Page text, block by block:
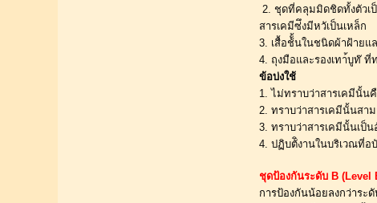
สารเคมีซ่ึงมีหวัเป็นเหล็ก
3. เสื้อช้ั้นในชนิดผ้าฝ้ายแ
4. ถุงมือและรองเทา้บูท๊ ที่
ข้อบ่งใช้
1. ไม่ทราบว่าสารเคมีนั้น
2. ทราบว่าสารเคมีนั้นสา
3. ทราบว่าสารเคมีนั้นเป็
4. ปฏิบตัิงานในบริเวณที่อ
ชุดป้องกันระดับ B (Level
การป้องกันน้อยลงกว่าระ